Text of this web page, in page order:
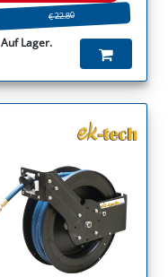
€ 22.80
Auf Lager.